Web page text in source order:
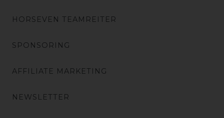
HORSEVEN TEAMREITER
SPONSORING
AFFILIATE MARKETING
NEWSLETTER